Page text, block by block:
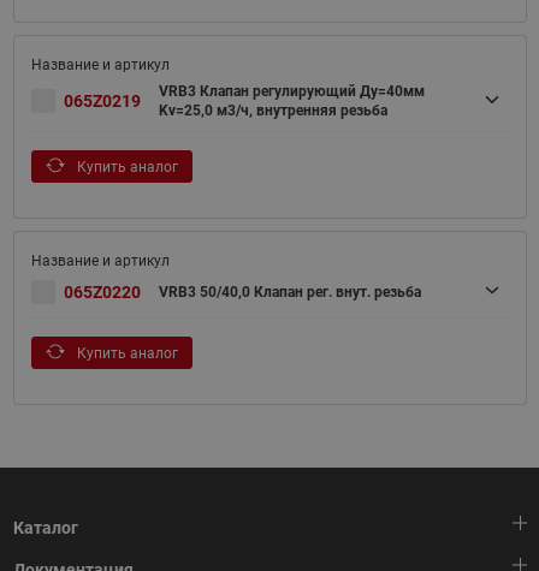
065Z0219
VRB3 Клапан регулирующий Ду=40мм
Kv=25,0 м3/ч, внутренняя резьба
Купить аналог
065Z0220 VRB3 50/40,0 Клапан рег. внут. резьба
Купить аналог
Каталог